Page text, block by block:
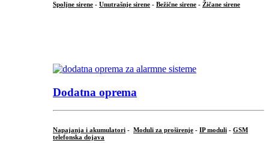
Spoljne sirene - Unutrašnje sirene - Bežične sirene - Žičane sirene
Dodatna oprema
Napajanja i akumulatori - Moduli za proširenje - IP moduli - GSM
telefonska dojava